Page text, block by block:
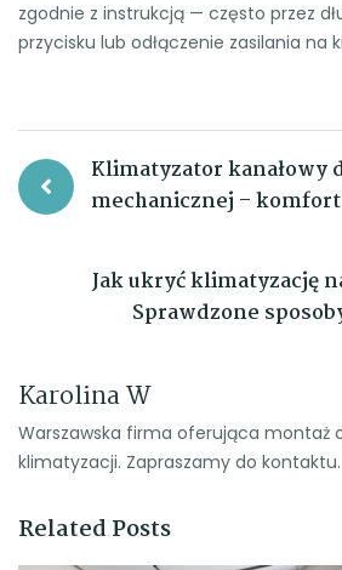
zgodnie z instrukcją — często przez
przycisku lub odłączenie zasilania na
Nawigacja
wpisu
Klimatyzator kanałowy
mechanicznej –
Jak ukryć klimatyzację
Sprawdzone
Karolina W
Warszawska firma oferująca montaż
klimatyzacji. Zapraszamy do kontaktu.
Related Posts